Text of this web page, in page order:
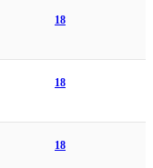
18
18
18